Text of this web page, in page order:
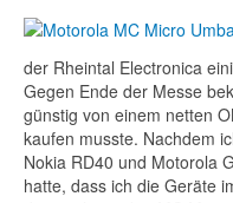
der Rheintal Electronica
Gegen Ende der Messe
günstig von einem netten
kaufen musste. Nachdem
Nokia RD40 und Motorola
hatte, dass ich die Geräte